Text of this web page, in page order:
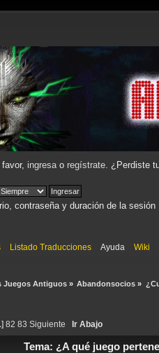
ingresao regístrate. ¿Perdiste
contraseña y duración de la sesión
Listado Traducciones Ayuda Wiki
Juegos Antiguos» Abandonsocios »
] 82 83 Siguiente Ir Abajo
Tema: ¿A qué juego